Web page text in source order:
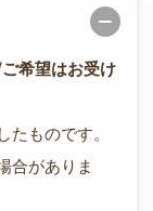
希望はお受け
ものです。
合がありま